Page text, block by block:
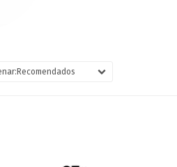
Recomendados